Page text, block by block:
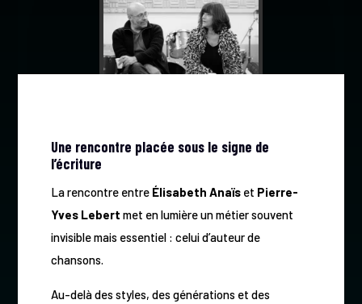
Une rencontre placée sous le signe de
l’écriture
La rencontre entre Élisabeth Anaïset Pierre-
Yves Lebert met en lumière un métier souvent
invisible mais essentiel : celui d’auteur de
chansons.
Au-delà des styles, des générations et des